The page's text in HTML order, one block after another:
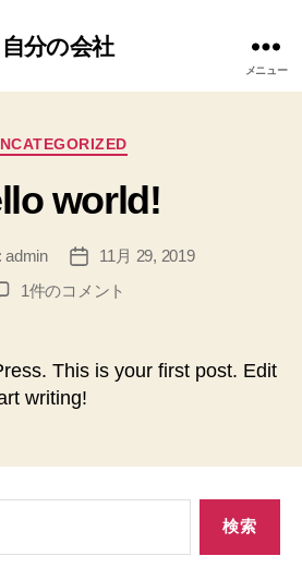
自分の会社
メニュー
カ
ゴ
リ
world!
admin
投
稿
11月 29, 2019
Hello
1件のコメント
This is your first post. Edit
writing!